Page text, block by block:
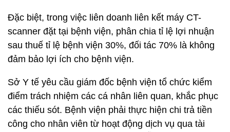
Đặc biệt, trong việc liên doanh liên kết máy CT-
scanner đặt tại bệnh viện, phân chia tỉ lệ lợi nhuận
sau thuế tỉ lệ bệnh viện 30%, đối tác 70% là không
đảm bảo lợi ích cho bệnh viện.
Sở Y tế yêu cầu giám đốc bệnh viện tổ chức kiểm
điểm trách nhiệm các cá nhân liên quan, khắc phục
các thiếu sót. Bệnh viện phải thực hiện chi trả tiền
công cho nhân viên từ hoạt động dịch vụ qua tài